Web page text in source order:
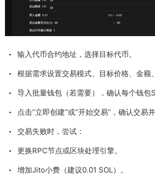
输入代币合约地址，选择目标代币。
根据需求设置交易模式、目标价格、金额
导入批量钱包（若需要），确认每个钱包
点击“立即创建”或“开始交易”，确认交易
交易失败时，尝试：
更换RPC节点或区块处理引擎。
增加Jito小费（建议0.01 SOL）。